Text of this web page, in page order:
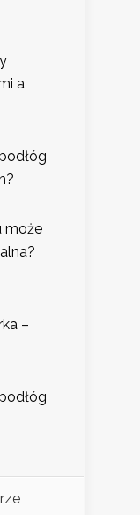
a
może
–